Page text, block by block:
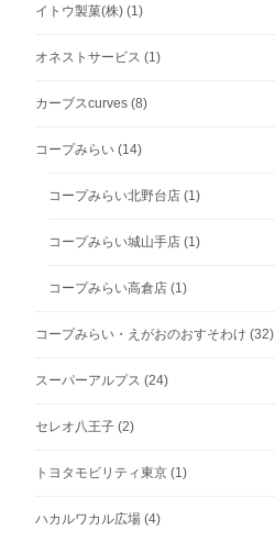
イトウ製菓(株) (1)
オネストサービス (1)
カーブスcurves (8)
コープみらい (14)
コープみらい北野台店 (1)
コープみらい城山手店 (1)
コープみらい高倉店 (1)
コープみらい・えがおのおすそわけ (32)
スーパーアルプス (24)
セレオ八王子 (2)
トヨタモビリティ東京 (1)
ハカルワカル広場 (4)